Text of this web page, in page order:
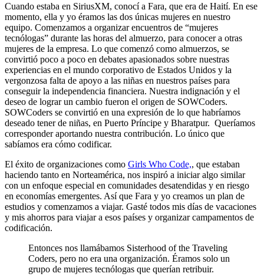
Cuando estaba en SiriusXM, conocí a Fara, que era de Haití. En ese
momento, ella y yo éramos las dos únicas mujeres en nuestro
equipo. Comenzamos a organizar encuentros de “mujeres
tecnólogas” durante las horas del almuerzo, para conocer a otras
mujeres de la empresa. Lo que comenzó como almuerzos, se
convirtió poco a poco en debates apasionados sobre nuestras
experiencias en el mundo corporativo de Estados Unidos y la
vergonzosa falta de apoyo a las niñas en nuestros países para
conseguir la independencia financiera. Nuestra indignación y el
deseo de lograr un cambio fueron el origen de SOWCoders.
SOWCoders se convirtió en una expresión de lo que habríamos
deseado tener de niñas, en Puerto Príncipe y Bharatpur. Queríamos
corresponder aportando nuestra contribución. Lo único que
sabíamos era cómo codificar.
El éxito de organizaciones como Girls Who Code,, que estaban
haciendo tanto en Norteamérica, nos inspiró a iniciar algo similar
con un enfoque especial en comunidades desatendidas y en riesgo
en economías emergentes. Así que Fara y yo creamos un plan de
estudios y comenzamos a viajar. Gasté todos mis días de vacaciones
y mis ahorros para viajar a esos países y organizar campamentos de
codificación.
Entonces nos llamábamos Sisterhood of the Traveling
Coders, pero no era una organización. Éramos solo un
grupo de mujeres tecnólogas que querían retribuir.